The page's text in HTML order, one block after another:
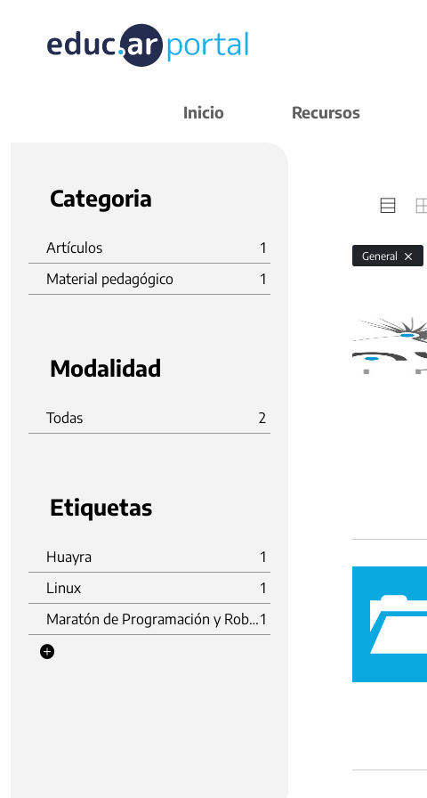
Inicio Recursos
Categoria
Artículos
1
Material pedagógico
1
Modalidad
Todas 2
Etiquetas
Huayra
1
Linux
1
Maratón de Programación y Robótica1
General